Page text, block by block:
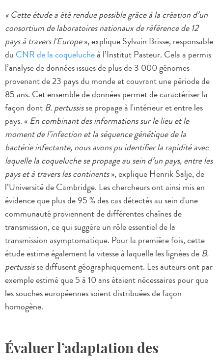
« Cette étude a été rendue possible grâce à la création d’un
consortium de laboratoires nationaux de référence de 12
pays à travers l'Europe», explique Sylvain Brisse, responsable
du CNR de la coquelucheà l’Institut Pasteur. Cela a permis
l’analyse de données issues de plus de 3 000 génomes
provenant de 23 pays du monde et couvrant une période de
85 ans. Cet ensemble de données permet de caractériser la
façon dont B. pertussisse propage à l'intérieur et entre les
pays. « En combinant des informations sur le lieu et le
moment de l’infection et la séquence génétique de la
bactérie infectante, nous avons pu identifier la rapidité avec
laquelle la coqueluche se propage au sein d’un pays, entre les
pays et à travers les continents», explique Henrik Salje, de
l’Université de Cambridge. Les chercheurs ont ainsi mis en
évidence que plus de 95 % des cas détectés au sein d'une
communauté proviennent de différentes chaînes de
transmission, ce qui suggère un rôle essentiel de la
transmission asymptomatique. Pour la première fois, cette
étude estime également la vitesse à laquelle les lignées de B.
pertussisse diffusent géographiquement. Les auteurs ont par
exemple estimé que 5 à 10 ans étaient nécessaires pour que
les souches européennes soient distribuées de façon
homogène.
Évaluer l’adaptation des